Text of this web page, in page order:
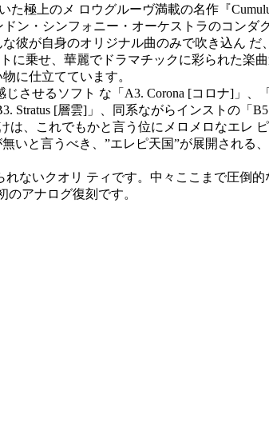
極上のメ ロウグルーヴ満載の名作『
ン・シンフォニー・オーケストラのコンダ
彼が自身のオリジナル曲のみで吹き込ん だ
に乗せ、華麗でドラマチックに彩られた楽
に仕立てています。
させるソフト な「A3. Corona [コロナ]」、
[層雲]」、同系ながらインストの「
、これでもかと言う位にメロメロなエレ
いと言うべき、”エレピ天国”が展開される
ないクオリ ティです。中々ここまで圧倒
アナログ復刻です。